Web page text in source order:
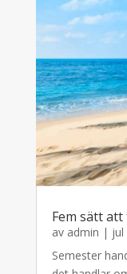
Fem sätt
av admin | jul
Semester